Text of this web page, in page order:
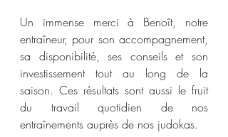
Un immense merci à Benoît, notre
entraîneur, pour son accompagnement,
sa disponibilité, ses conseils et son
investissement tout au long de la
saison. Ces résultats sont aussi le fruit
du travail quotidien de nos
entraînements auprès de nos judokas.